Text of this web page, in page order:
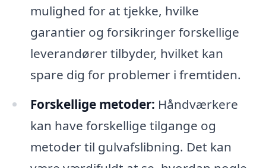
mulighed for at tjekke, hvilke
garantier og forsikringer forskellige
leverandører tilbyder, hvilket kan
spare dig for problemer i fremtiden.
Forskellige metoder: Håndværkere
kan have forskellige tilgange og
metoder til gulvafslibning. Det kan